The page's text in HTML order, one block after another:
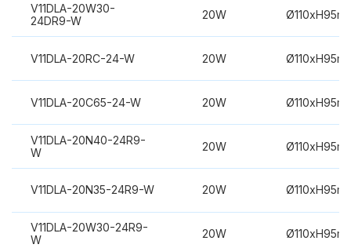
V11DLA-20W30-
24DR9-W
20W
V11DLA-20RC-24-W 20W
V11DLA-20C65-24-W 20W
V11DLA-20N40-24R9-
W
20W
V11DLA-20N35-24R9-W 20W
V11DLA-20W30-24R9-
W
20W